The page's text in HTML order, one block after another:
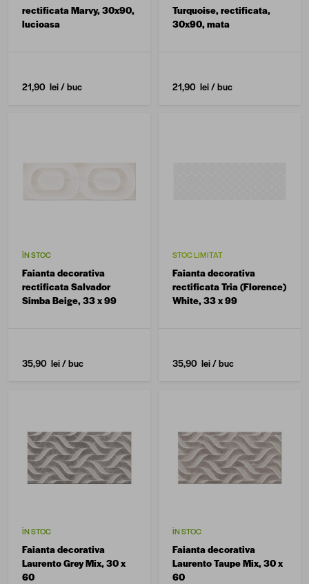
rectificata Marvy, 30x90,
lucioasa
21,90 lei/ buc
Turquoise, rectificata,
30x90, mata
21,90 lei/ buc
ÎN STOC
Faianta decorativa
rectificata Salvador
Simba Beige, 33 x 99
35,90 lei/ buc
STOC LIMITAT
Faianta decorativa
rectificata Tria (Florence)
White, 33 x 99
35,90 lei/ buc
ÎN STOC
Faianta decorativa
Laurento Grey Mix, 30 x
60
ÎN STOC
Faianta decorativa
Laurento Taupe Mix, 30 x
60